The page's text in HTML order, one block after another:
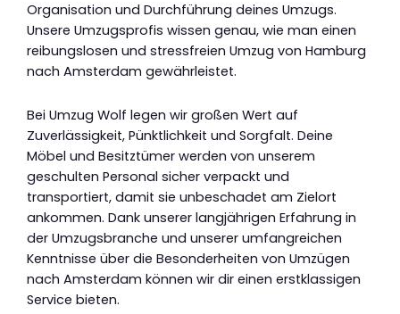
Organisation und Durchführung deines Umzugs.
Unsere Umzugsprofis wissen genau, wie man einen
reibungslosen und stressfreien Umzug von Hamburg
nach Amsterdam gewährleistet.
Bei Umzug Wolf legen wir großen Wert auf
Zuverlässigkeit, Pünktlichkeit und Sorgfalt. Deine
Möbel und Besitztümer werden von unserem
geschulten Personal sicher verpackt und
transportiert, damit sie unbeschadet am Zielort
ankommen. Dank unserer langjährigen Erfahrung in
der Umzugsbranche und unserer umfangreichen
Kenntnisse über die Besonderheiten von Umzügen
nach Amsterdam können wir dir einen erstklassigen
Service bieten.